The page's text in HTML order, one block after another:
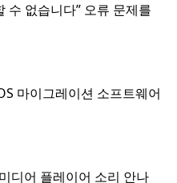
수 없습니다” 오류 문제를
마이그레이션 소프트웨어
디어 플레이어 소리 안나